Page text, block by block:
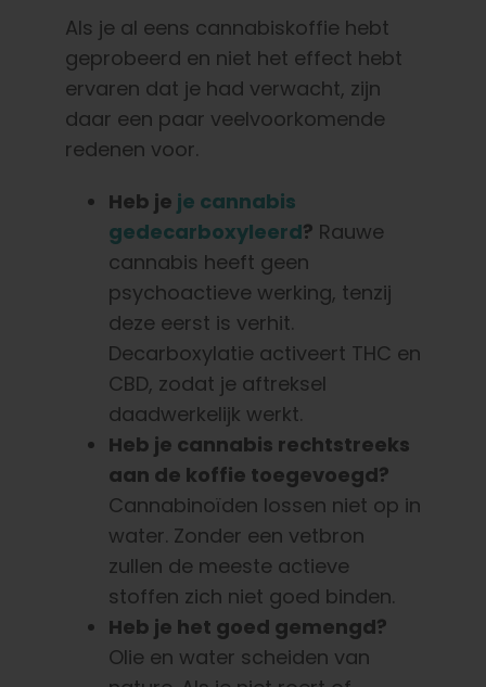
Als je al eens cannabiskoffie hebt
geprobeerd en niet het effect hebt
ervaren dat je had verwacht, zijn
daar een paar veelvoorkomende
redenen voor.
Heb je je cannabis
gedecarboxyleerd? Rauwe
cannabis heeft geen
psychoactieve werking, tenzij
deze eerst is verhit.
Decarboxylatie activeert THC en
CBD, zodat je aftreksel
daadwerkelijk werkt.
Heb je cannabis rechtstreeks
aan de koffie toegevoegd?
Cannabinoïden lossen niet op in
water. Zonder een vetbron
zullen de meeste actieve
stoffen zich niet goed binden.
Heb je het goed gemengd?
Olie en water scheiden van